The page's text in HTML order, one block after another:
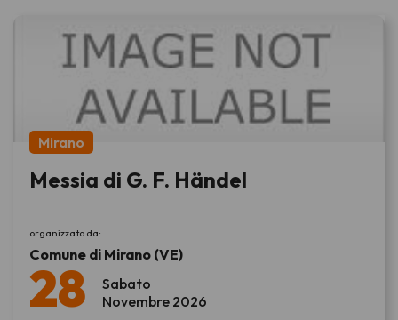
Sabato
28 Novembre 2026
Mirano
Messia di G. F. Händel
organizzato da:
Comune di Mirano (VE)